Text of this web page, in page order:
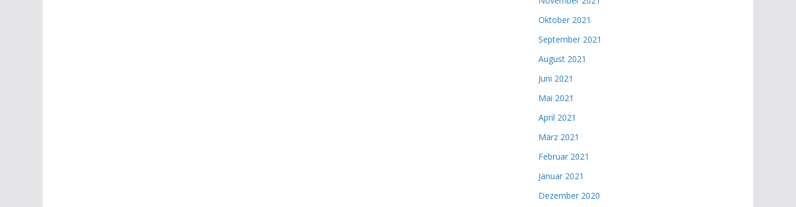
Oktober 2021
September 2021
August 2021
Juni 2021
Mai 2021
April 2021
März 2021
Februar 2021
Januar 2021
Dezember 2020